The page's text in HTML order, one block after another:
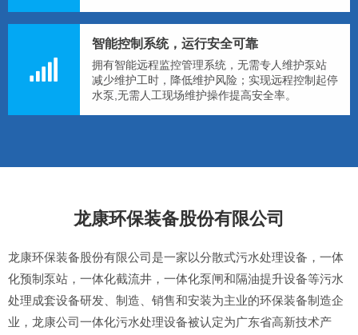
智能控制系统，运行安全可靠
拥有智能远程监控管理系统，无需专人维护泵站
减少维护工时，降低维护风险；实现远程控制起停
水泵,无需人工现场维护操作提高安全率。
龙康环保装备股份有限公司
龙康环保装备股份有限公司是一家以分散式污水处理设备，一体
化预制泵站，一体化截流井，一体化泵闸和隔油提升设备等污水
处理成套设备研发、制造、销售和安装为主业的环保装备制造企
业，龙康公司一体化污水处理设备被认定为广东省高新技术产